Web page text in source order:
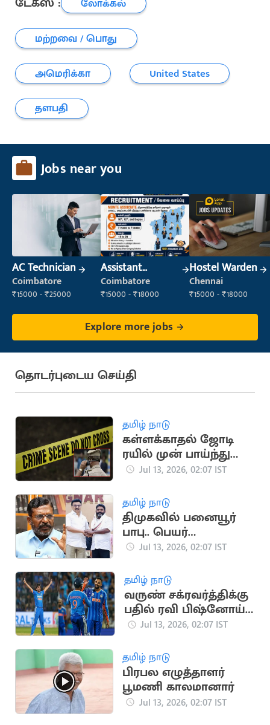
மற்றவை / பொது
அமெரிக்கா
United States
தளபதி
Jobs near you
AC Technician
Coimbatore
₹15000 - ₹25000
Assistant
Manager
Coimbatore
₹15000 - ₹18000
Hostel Warden
Chennai
₹15000 - ₹18000
Explore more jobs
தொடர்புடைய செய்தி
தமிழ் நாடு
கள்ளக்காதல் ஜோடி
ரயில் முன் பாய்ந்து
தற்கொலை: சோகம்
Jul 13, 2026, 02:07 IST
தமிழ் நாடு
திமுகவில் பனையூர்
பாபு.. பெயர்
குறிப்பிடாமல் திருமா
Jul 13, 2026, 02:07 IST
தமிழ் நாடு
வருண் சக்ரவர்த்திக்கு
பதில் ரவி பிஷ்னோய்:
ஜிம்பாப்வே டி20
Jul 13, 2026, 02:07 IST
தமிழ் நாடு
பிரபல எழுத்தாளர்
பூமணி காலமானார்
Jul 13, 2026, 02:07 IST